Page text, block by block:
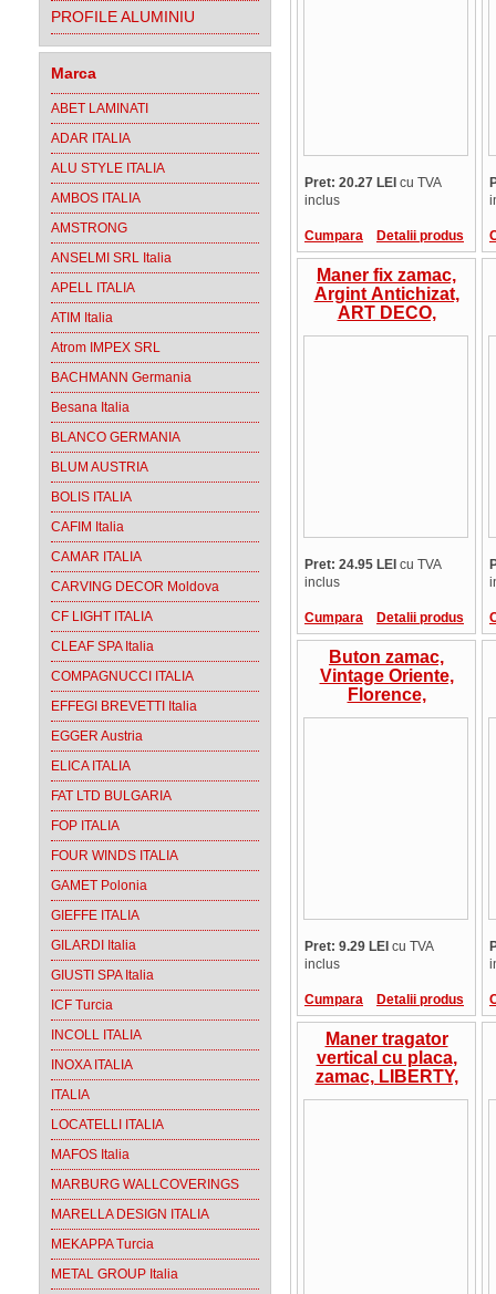
PROFILE ALUMINIU
Marca
ABET LAMINATI
ADAR ITALIA
ALU STYLE ITALIA
AMBOS ITALIA
AMSTRONG
ANSELMI SRL Italia
APELL ITALIA
ATIM Italia
Atrom IMPEX SRL
BACHMANN Germania
Besana Italia
BLANCO GERMANIA
BLUM AUSTRIA
BOLIS ITALIA
CAFIM Italia
CAMAR ITALIA
CARVING DECOR Moldova
CF LIGHT ITALIA
CLEAF SPA Italia
COMPAGNUCCI ITALIA
EFFEGI BREVETTI Italia
EGGER Austria
ELICA ITALIA
FAT LTD BULGARIA
FOP ITALIA
FOUR WINDS ITALIA
GAMET Polonia
GIEFFE ITALIA
GILARDI Italia
GIUSTI SPA Italia
ICF Turcia
INCOLL ITALIA
INOXA ITALIA
ITALIA
LOCATELLI ITALIA
MAFOS Italia
MARBURG WALLCOVERINGS
MARELLA DESIGN ITALIA
MEKAPPA Turcia
METAL GROUP Italia
Pret: 20.27 LEI cu TVA
inclus
Cumpara Detalii produs
Maner fix zamac,
Argint Antichizat,
ART DECO,
15125Z0960B.25,
Pret: 24.95 LEI cu TVA
inclus
Cumpara Detalii produs
Buton zamac,
Vintage Oriente,
Florence,
24086Z0350B.09
Pret: 9.29 LEI cu TVA
inclus
Cumpara Detalii produs
Maner tragator
vertical cu placa,
zamac, LIBERTY,
Florence,